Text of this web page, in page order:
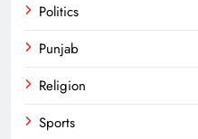
Politics
Punjab
Religion
Sports